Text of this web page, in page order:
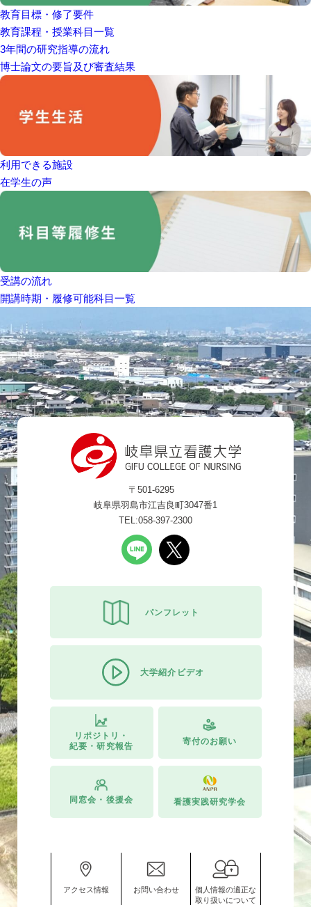
教育目標・修了要件
教育課程・授業科目一覧
3年間の研究指導の流れ
博士論文の要旨及び審査結果
利用できる施設
在学生の声
受講の流れ
開講時期・履修可能科目一覧
〒501-6295
岐阜県羽島市江吉良町3047番1
TEL:058-397-2300
パンフレット
大学紹介ビデオ
リポジトリ・
紀要・研究報告
寄付のお願い
同窓会・後援会 看護実践研究学会
アクセス情報 お問い合わせ
個人情報の適正な
取り扱いについて